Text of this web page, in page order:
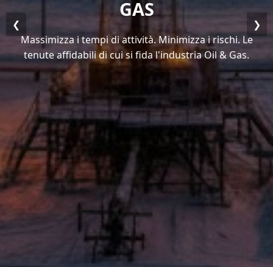
Le
Gas.
Sfidando la corrosione. Vincendo le
difficili. Tenute superiori guidate da una
competenza di processo.
❮ ❯